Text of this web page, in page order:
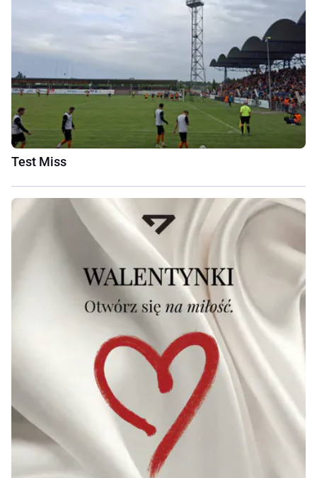
Test Miss